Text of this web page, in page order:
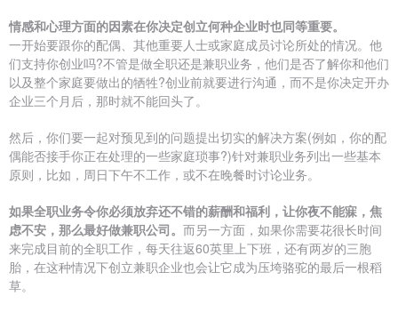
情感和心理方面的因素在你决定创立何种企业时也同等重要。
一开始要跟你的配偶、其他重要人士或家庭成员讨论所处的情况。他
们支持你创业吗?不管是做全职还是兼职业务，他们是否了解你和他们
以及整个家庭要做出的牺牲?创业前就要进行沟通，而不是你决定开办
企业三个月后，那时就不能回头了。
然后，你们要一起对预见到的问题提出切实的解决方案(例如，你的配
偶能否接手你正在处理的一些家庭琐事?)针对兼职业务列出一些基本
原则，比如，周日下午不工作，或不在晚餐时讨论业务。
如果全职业务令你必须放弃还不错的薪酬和福利，让你夜不能寐，焦
虑不安，那么最好做兼职公司。 而另一方面，如果你需要花很长时间
来完成目前的全职工作，每天往返60英里上下班，还有两岁的三胞
胎，在这种情况下创立兼职企业也会让它成为压垮骆驼的最后一根稻
草。